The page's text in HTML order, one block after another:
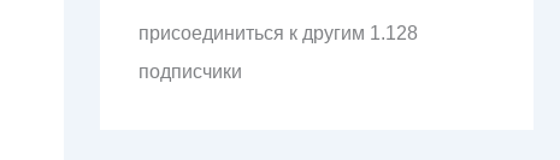
е
т
присоединиться к другим 1.128
подписчики